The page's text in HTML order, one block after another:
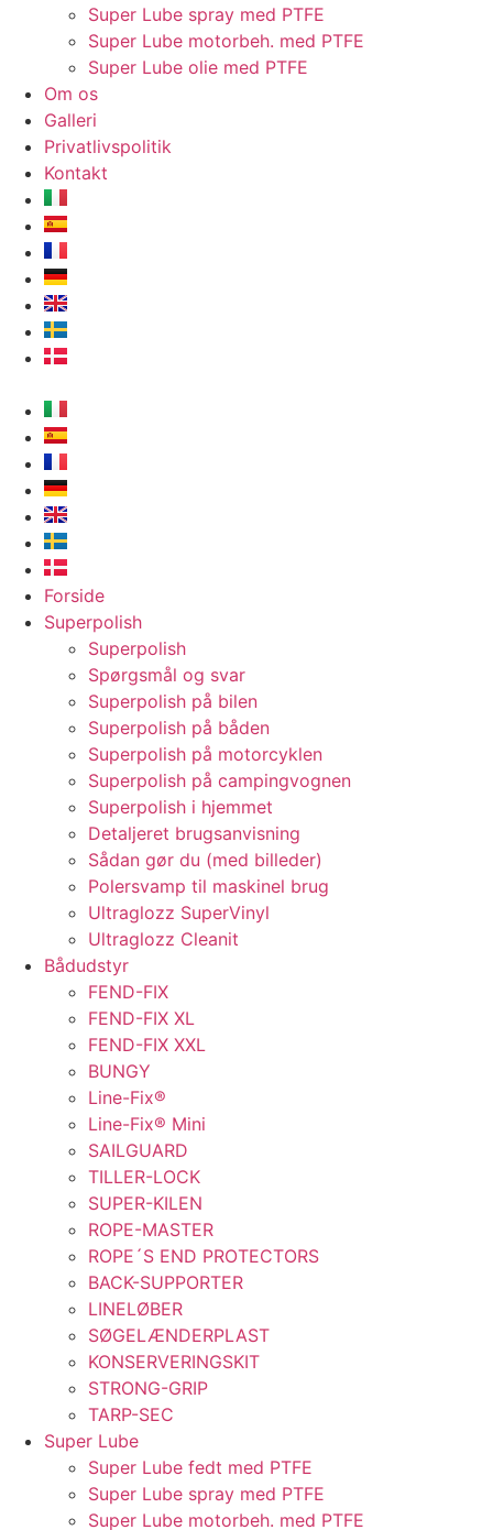
Super Lube spray med PTFE
Super Lube motorbeh. med PTFE
Super Lube olie med PTFE
Om os
Galleri
Privatlivspolitik
Kontakt
Forside
Superpolish
Superpolish
Spørgsmål og svar
Superpolish på bilen
Superpolish på båden
Superpolish på motorcyklen
Superpolish på campingvognen
Superpolish i hjemmet
Detaljeret brugsanvisning
Sådan gør du (med billeder)
Polersvamp til maskinel brug
Ultraglozz SuperVinyl
Ultraglozz Cleanit
Bådudstyr
FEND-FIX
FEND-FIX XL
FEND-FIX XXL
BUNGY
Line-Fix®
Line-Fix® Mini
SAILGUARD
TILLER-LOCK
SUPER-KILEN
ROPE-MASTER
ROPE´S END PROTECTORS
BACK-SUPPORTER
LINELØBER
SØGELÆNDERPLAST
KONSERVERINGSKIT
STRONG-GRIP
TARP-SEC
Super Lube
Super Lube fedt med PTFE
Super Lube spray med PTFE
Super Lube motorbeh. med PTFE